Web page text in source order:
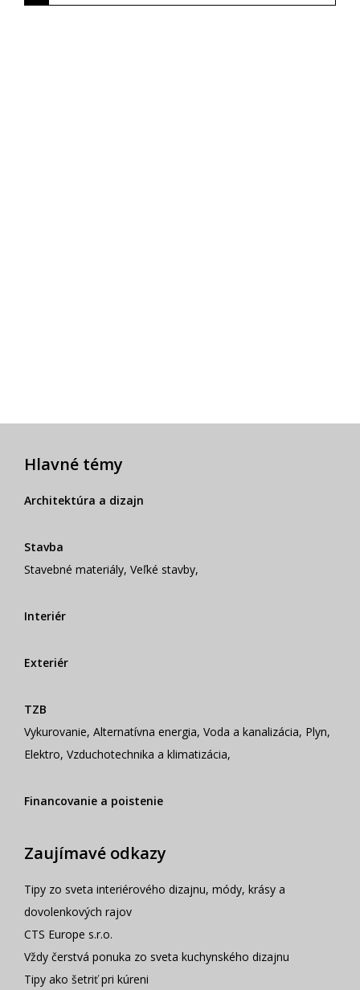
Hlavné témy
Architektúra a dizajn
Stavba
Stavebné materiály, Veľké stavby,
Interiér
Exteriér
TZB
Vykurovanie, Alternatívna energia, Voda a kanalizácia, Plyn,
Elektro, Vzduchotechnika a klimatizácia,
Financovanie a poistenie
Zaujímavé odkazy
Tipy zo sveta interiérového dizajnu, módy, krásy a
dovolenkových rajov
CTS Europe s.r.o.
Vždy čerstvá ponuka zo sveta kuchynského dizajnu
Tipy ako šetriť pri kúreni